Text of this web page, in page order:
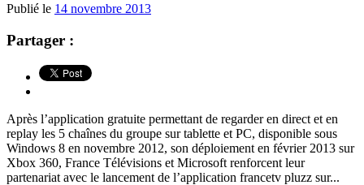
Publié le 14 novembre 2013
Partager :
Après l’application gratuite permettant de regarder en direct et en
replay les 5 chaînes du groupe sur tablette et PC, disponible sous
Windows 8 en novembre 2012, son déploiement en février 2013 sur
Xbox 360, France Télévisions et Microsoft renforcent leur
partenariat avec le lancement de l’application francetv pluzz sur...